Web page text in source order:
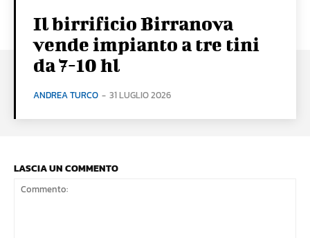
Il birrificio Birranova
vende impianto a tre tini
da 7-10 hl
ANDREA TURCO - 31 LUGLIO 2026
LASCIA UN COMMENTO